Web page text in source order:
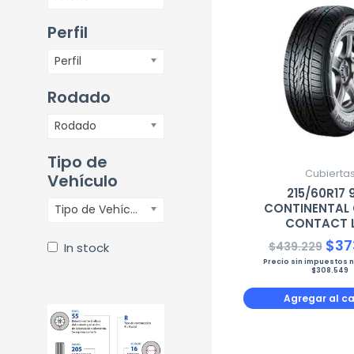
Perfil
Perfil
Rodado
Rodado
Tipo de
Vehículo
Tipo de Vehículo
In stock
Cubiertas
215/60R17
CONTINENTAL
CONTACT
$439.229
era:
$
Precio sin impuestos
$308.549
Agregar al